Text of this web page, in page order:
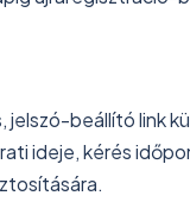
jelszó-beállító link
ideje, kérés